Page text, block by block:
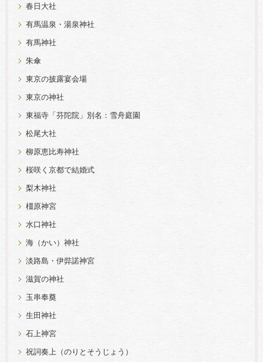
春日大社
有馬温泉・湯泉神社
有馬神社
朱傘
東京の披露宴会場
東京の神社
東福寺「芬陀院」別名：雪舟庭園
松尾大社
柳原恵比寿神社
桜咲く京都で結婚式
梨木神社
橿原神宮
水口神社
海（かい）神社
淡路島・伊弉諾神宮
滋賀の神社
玉串奉奠
生田神社
石上神宮
祝詞奏上（のりとそうじょう）